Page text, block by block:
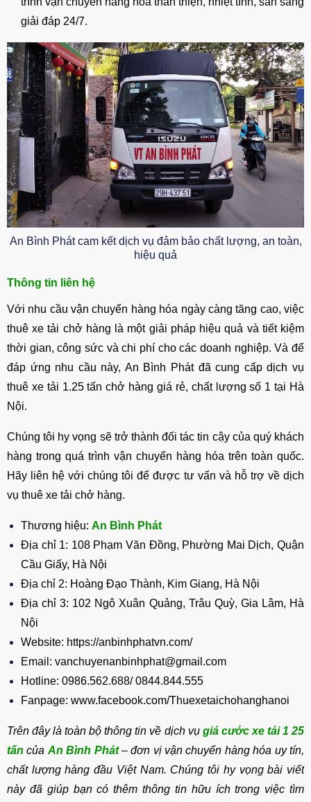
giải đáp 24/7.
An Bình Phát cam kết dịch vụ đảm bảo chất lượng, an toàn,
hiệu quả
Thông tin liên hệ
Với nhu cầu vận chuyển hàng hóa ngày càng tăng cao, việc
thuê xe tải chở hàng là một giải pháp hiệu quả và tiết kiệm
thời gian, công sức và chi phí cho các doanh nghiệp. Và để
đáp ứng nhu cầu này, An Bình Phát đã cung cấp dịch vụ
thuê xe tải 1.25 tấn chở hàng giá rẻ, chất lượng số 1 tại Hà
Nội.
Chúng tôi hy vọng sẽ trở thành đối tác tin cậy của quý khách
hàng trong quá trình vận chuyển hàng hóa trên toàn quốc.
Hãy liên hệ với chúng tôi để được tư vấn và hỗ trợ về dịch
vụ thuê xe tải chở hàng.
Thương hiệu: An Bình Phát
Địa chỉ 1: 108 Phạm Văn Đồng, Phường Mai Dịch, Quận
Cầu Giấy, Hà Nội
Địa chỉ 2: Hoàng Đạo Thành, Kim Giang, Hà Nội
Địa chỉ 3: 102 Ngô Xuân Quảng, Trâu Quỳ, Gia Lâm, Hà
Nội
Website: https://anbinhphatvn.com/
Email: vanchuyenanbinhphat@gmail.com
Hotline: 0986.562.688/ 0844.844.555
Fanpage: www.facebook.com/Thuexetaichohanghanoi
Trên đây là toàn bộ thông tin về dịch vụ giá cước xe tải 1 25
tấn của An Bình Phát– đơn vị vận chuyển hàng hóa uy tín,
chất lượng hàng đầu Việt Nam. Chúng tôi hy vọng bài viết
này đã giúp bạn có thêm thông tin hữu ích trong việc tìm